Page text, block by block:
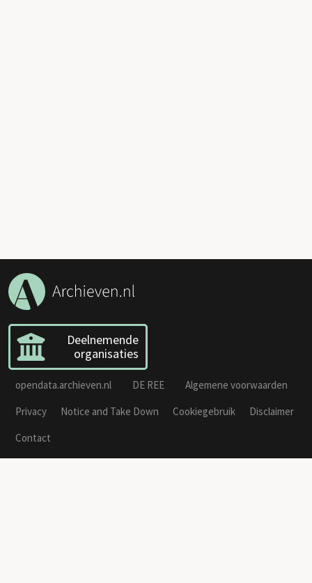
Deelnemende
organisaties
opendata.archieven.nl DE REE
Algemene voorwaarden
Privacy
Notice and Take Down Cookiegebruik
Disclaimer
Contact